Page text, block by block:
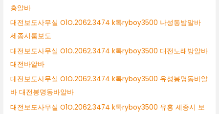
흥알바
대전보도사무실 O1O.2062.3474 k톡ryboy3500 나성동밤알바
세종시룸보도
대전보도사무실 O1O.2062.3474 k톡ryboy3500 대전노래방알바
대전바알바
대전보도사무실 O1O.2062.3474 k톡ryboy3500 유성봉명동바알
바 대전봉명동바알바
대전보도사무실 O1O.2062.3474 k톡ryboy3500 유흥 세종시 보